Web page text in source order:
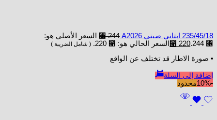
235/45/18 ابتاني صيني A2026 ⃁244
السعر الأصلي هو:
⃁ 244.
⃁ 220 السعر الحالي هو: ⃁ 220. ( شامل الضريبة )
• صورة الاطار قد تختلف عن الواقع
إضافة إلى السلة
-10%
محدود